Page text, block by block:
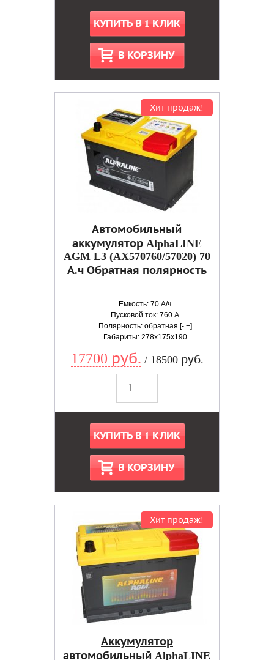
КУПИТЬ В 1 КЛИК
В КОРЗИНУ
Хит продаж!
Автомобильный
аккумулятор AlphaLINE
AGM L3 (AX570760/57020) 70
А.ч Обратная полярность
Емкость: 70 А/ч
Пусковой ток: 760 А
Полярность: обратная [- +]
Габариты: 278x175x190
17700 руб. / 18500 руб.
КУПИТЬ В 1 КЛИК
В КОРЗИНУ
Хит продаж!
Аккумулятор
автомобильный AlphaLINE